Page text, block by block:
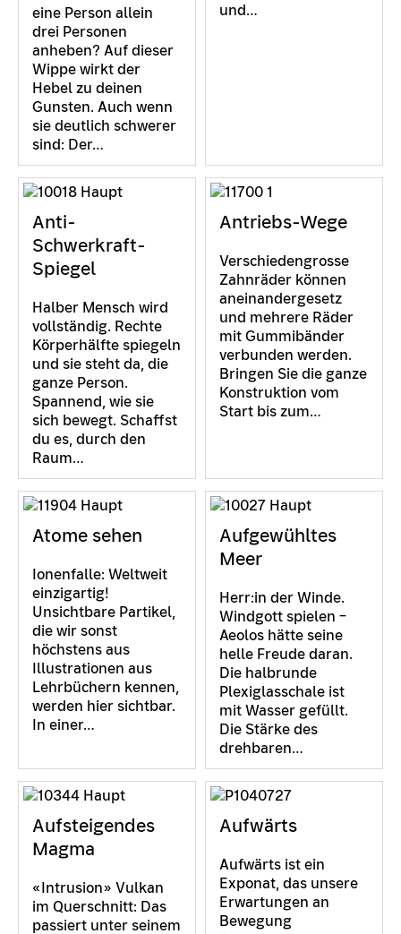
eine Person allein
drei Personen
anheben? Auf dieser
Wippe wirkt der
Hebel zu deinen
Gunsten. Auch wenn
sie deutlich schwerer
sind: Der…
und…
Anti-
Schwerkraft-
Spiegel
Halber Mensch wird
vollständig. Rechte
Körperhälfte spiegeln
und sie steht da, die
ganze Person.
Spannend, wie sie
sich bewegt. Schaffst
du es, durch den
Raum…
Antriebs-Wege
Verschiedengrosse
Zahnräder können
aneinandergesetz
und mehrere Räder
mit Gummibänder
verbunden werden.
Bringen Sie die ganze
Konstruktion vom
Start bis zum…
Atome sehen
Ionenfalle: Weltweit
einzigartig!
Unsichtbare Partikel,
die wir sonst
höchstens aus
Illustrationen aus
Lehrbüchern kennen,
werden hier sichtbar.
In einer…
Aufgewühltes
Meer
Herr:in der Winde.
Windgott spielen –
Aeolos hätte seine
helle Freude daran.
Die halbrunde
Plexiglasschale ist
mit Wasser gefüllt.
Die Stärke des
drehbaren…
Aufsteigendes
Magma
«Intrusion» Vulkan
im Querschnitt: Das
passiert unter seinem
Aufwärts
Aufwärts ist ein
Exponat, das unsere
Erwartungen an
Bewegung